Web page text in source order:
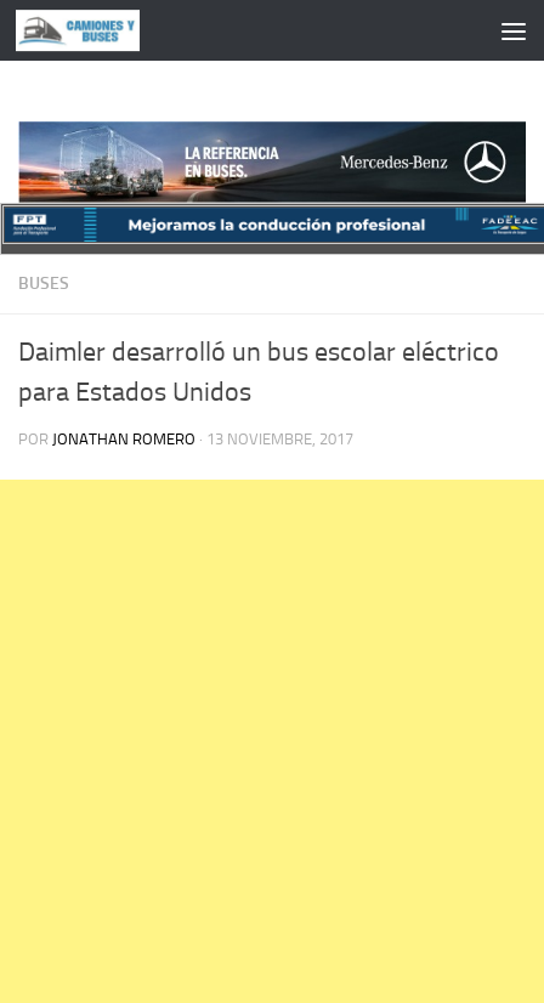
Saltar al contenido
BUSES
Daimler desarrolló un bus escolar eléctrico
para Estados Unidos
POR JONATHAN ROMERO · 13 NOVIEMBRE, 2017